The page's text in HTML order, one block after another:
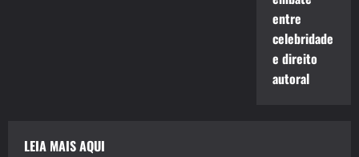
entre
celebridade
e direito
autoral
LEIA MAIS AQUI